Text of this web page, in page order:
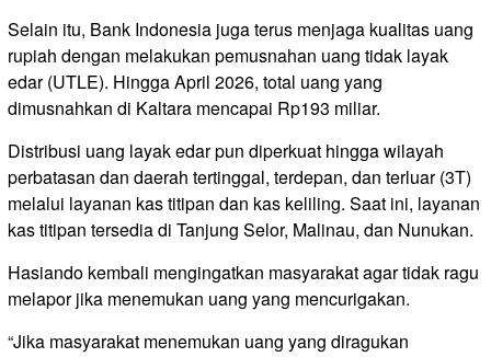
Selain itu, Bank Indonesia juga terus menjaga kualitas uang
rupiah dengan melakukan pemusnahan uang tidak layak
edar (UTLE). Hingga April 2026, total uang yang
dimusnahkan di Kaltara mencapai Rp193 miliar.
Distribusi uang layak edar pun diperkuat hingga wilayah
perbatasan dan daerah tertinggal, terdepan, dan terluar (3T)
melalui layanan kas titipan dan kas keliling. Saat ini, layanan
kas titipan tersedia di Tanjung Selor, Malinau, dan Nunukan.
Hasiando kembali mengingatkan masyarakat agar tidak ragu
melapor jika menemukan uang yang mencurigakan.
“Jika masyarakat menemukan uang yang diragukan